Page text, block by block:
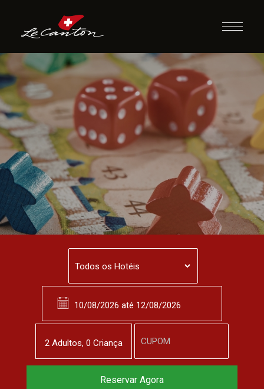
Jogos de
Tabuleiro
2 Adultos, 0 Criança
Reservar Agora